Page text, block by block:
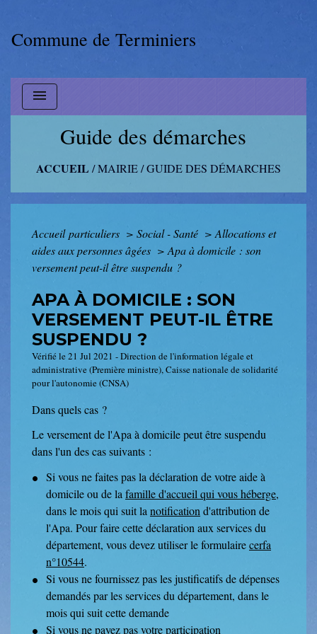
Commune de Terminiers
menu
Guide des démarches
ACCUEIL /MAIRIE/GUIDE DES DÉMARCHES
Accueil particuliers > Social - Santé > Allocations et
aides aux personnes âgées > Apa à domicile : son
versement peut-il être suspendu ?
APA À DOMICILE : SON
VERSEMENT PEUT-IL ÊTRE
SUSPENDU ?
Vérifié le 21 Jul 2021 - Direction de l'information légale et
administrative (Première ministre), Caisse nationale de solidarité
pour l'autonomie (CNSA)
Dans quels cas ?
Le versement de l'Apa à domicile peut être suspendu
dans l'un des cas suivants :
Si vous ne faites pas la déclaration de votre aide à
domicile ou de la famille d'accueil qui vous héberge,
dans le mois qui suit la notification d'attribution de
l'Apa. Pour faire cette déclaration aux services du
département, vous devez utiliser le formulairecerfa
n°10544.
Si vous ne fournissez pas les justificatifs de dépenses
demandés par les services du département, dans le
mois qui suit cette demande
Si vous ne payez pas votreparticipation